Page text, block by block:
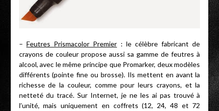
– Feutres Prismacolor Premier : le célèbre fabricant de
crayons de couleur propose aussi sa gamme de feutres à
alcool, avec le même principe que Promarker, deux modèles
différents (pointe fine ou brosse). Ils mettent en avant la
richesse de la couleur, comme pour leurs crayons, et la
netteté du tracé. Sur Internet, je ne les ai pas trouvé à
l’unité, mais uniquement en coffrets (12, 24, 48 et 72